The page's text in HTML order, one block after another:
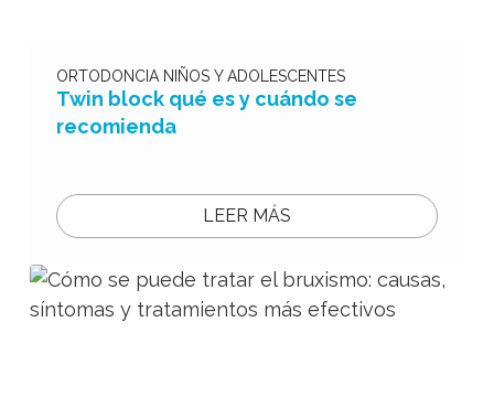
ORTODONCIA NIÑOS Y ADOLESCENTES
Twin block qué es y cuándo se
recomienda
LEER MÁS